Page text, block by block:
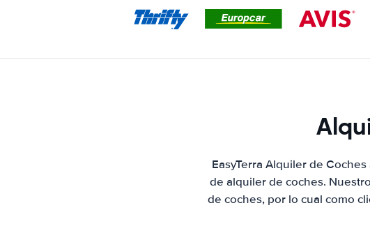
EasyTerra Alquiler de
de alquiler de coches.
de coches, por lo cual como